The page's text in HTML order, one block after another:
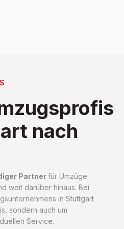
nach
Partnerfür Umzüge
weit darüber hinaus. Bei
in Stuttgart
sondern auch um
Service.